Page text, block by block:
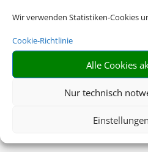
Wir verwenden Statistiken-Cookies
Cookie-Richtlinie
Alle Cookies
Nur technisch